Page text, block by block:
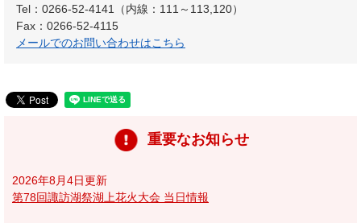
Tel：0266-52-4141（内線：111～113,120）
Fax：0266-52-4115
メールでのお問い合わせはこちら
重要なお知らせ
2026年8月4日更新
第78回諏訪湖祭湖上花火大会 当日情報